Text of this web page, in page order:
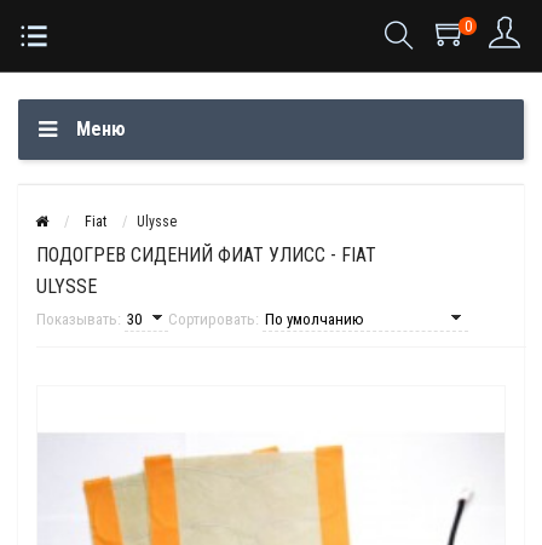
0
Меню
Fiat Ulysse
ПОДОГРЕВ СИДЕНИЙ ФИАТ УЛИСС - FIAT
ULYSSE
Показывать: Сортировать: